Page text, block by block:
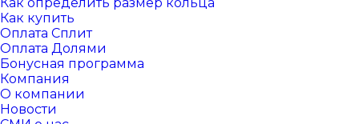
Как купить
Оплата Сплит
Оплата Долями
Бонусная программа
Компания
О компании
Новости